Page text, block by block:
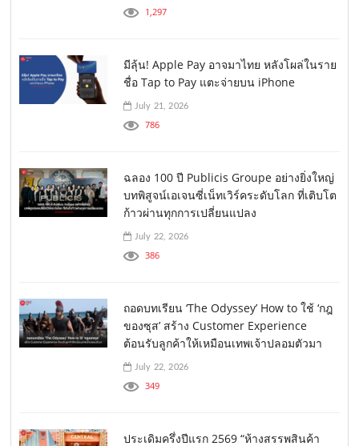
1,297
มีลุ้น! Apple Pay อาจมาไทย หลังโผล่ในราย
ชื่อ Tap to Pay แตะจ่ายบน iPhone
July 21, 2026
786
ฉลอง 100 ปี Publicis Groupe อย่างยิ่งใหญ่
บทพิสูจน์เอเจนซี่เน็ทเวิร์คระดับโลก ที่เติบโต
ก้าวผ่านทุกการเปลี่ยนแปลง
July 22, 2026
386
ถอดบทเรียน ‘The Odyssey’ How to ใช้ ‘กฎ
ของซุส’ สร้าง Customer Experience
ต้อนรับลูกค้าให้เหมือนเทพเจ้าปลอมตัวมา
July 22, 2026
349
ประเดิมครึ่งปีแรก 2569 “ห้างสรรพสินค้า